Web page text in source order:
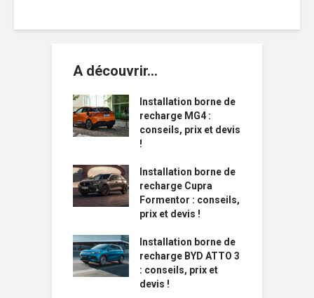
A découvrir…
Installation borne de
recharge MG4 :
conseils, prix et devis
!
Installation borne de
recharge Cupra
Formentor : conseils,
prix et devis !
Installation borne de
recharge BYD ATTO 3
: conseils, prix et
devis !